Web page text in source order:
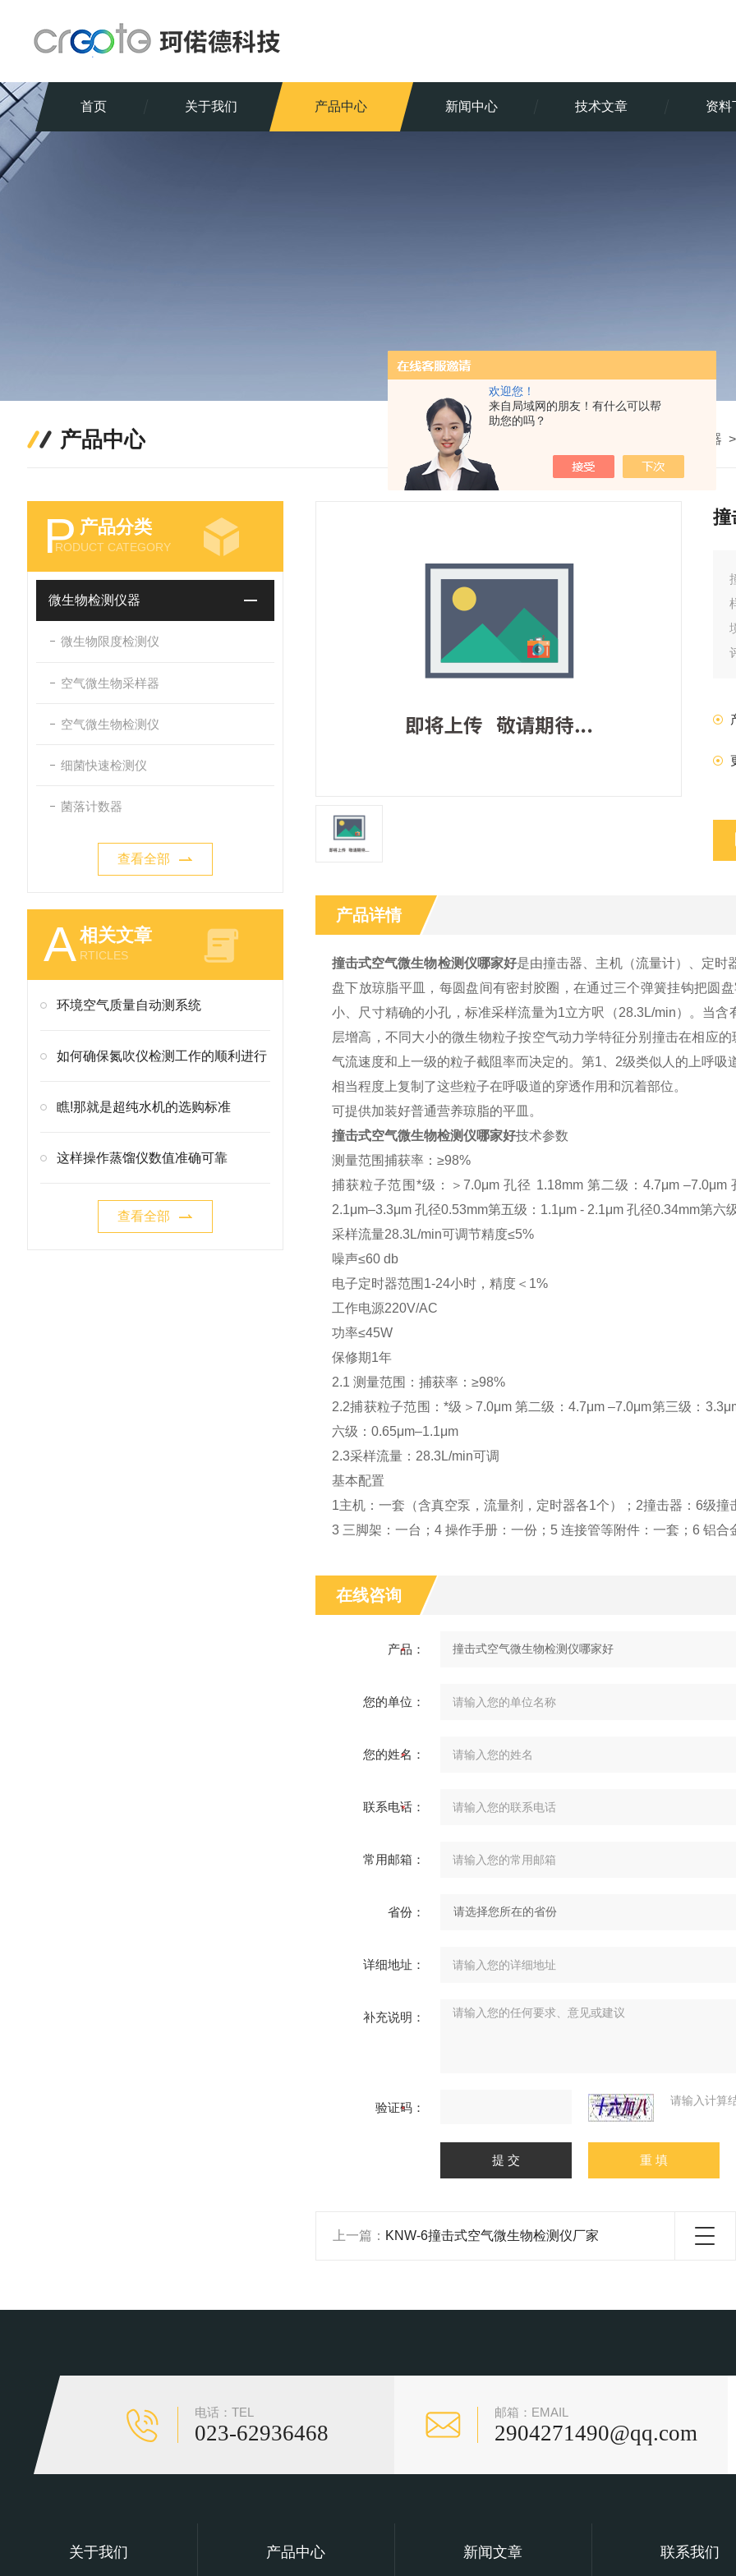
欢迎您！
来自局域网的朋友！有什么可以帮
助您的吗？
首页 关于我们 产品中心 新闻中心 技术文章 资料
产品中心 我的位置： 微生物检测仪器 >
P 产品分类
RODUCT CATEGORY
微生物检测仪器
微生物限度检测仪
空气微生物采样器
空气微生物检测仪
细菌快速检测仪
菌落计数器
查看全部
A相关文章
RTICLES
环境空气质量自动测系统
如何确保氮吹仪检测工作的顺利进行
瞧!那就是超纯水机的选购标准
这样操作蒸馏仪数值准确可靠
查看全部
撞
产品详情
撞击式空气微生物检测仪哪家好是由撞击器、主机（流量计）、定时
盘下放琼脂平皿，每圆盘间有密封胶圈，在通过三个弹簧挂钩把圆
小、尺寸精确的小孔，标准采样流量为1立方呎（28.3L/min）。当
层增高，不同大小的微生物粒子按空气动力学特征分别撞击在相应
气流速度和上一级的粒子截阻率而决定的。第1、2级类似人的上呼
相当程度上复制了这些粒子在呼吸道的穿透作用和沉着部位。
可提供加装好普通营养琼脂的平皿。
撞击式空气微生物检测仪哪家好技术参数
测量范围捕获率：≥98%
捕获粒子范围*级：＞7.0μm 孔径 1.18mm 第二级：4.7μm –7.0μm
2.1μm–3.3μm 孔径0.53mm第五级：1.1μm - 2.1μm 孔径0.34mm第六
采样流量28.3L/min可调节精度≤5%
噪声≤60 db
电子定时器范围1-24小时，精度＜1%
工作电源220V/AC
功率≤45W
保修期1年
2.1 测量范围：捕获率：≥98%
2.2捕获粒子范围：*级＞7.0μm 第二级：4.7μm –7.0μm第三级：
六级：0.65μm–1.1μm
2.3采样流量：28.3L/min可调
基本配置
1主机：一套（含真空泵，流量剂，定时器各1个）；2撞击器：6级撞
3 三脚架：一台；4 操作手册：一份；5 连接管等附件：一套；6 铝合
在线咨询
产品：
您的单位：
您的姓名：
联系电话：
常用邮箱：
省份：
详细地址：
补充说明：
验证码： 请输入计算
上一篇： KNW-6撞击式空气微生物检测仪厂家
电话：TEL
023-62936468
邮箱：EMAIL
2904271490@qq.com
关于我们 产品中心 新闻文章 联系我们